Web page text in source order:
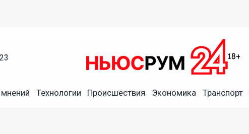
Технологии Происшествия Экономика Транспорт
Новгороде уволили за